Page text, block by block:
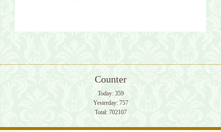
Counter
Today: 359
Yesterday: 757
Total: 702107